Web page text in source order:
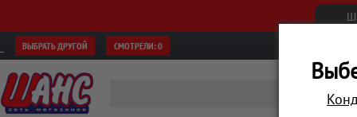
ВЫБРАТЬ ДРУГОЙ СМОТРЕЛИ:0